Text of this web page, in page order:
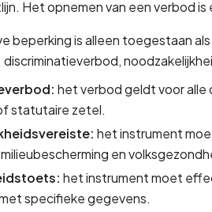
Het opnemen van een verbod is
beperking is alleen toegestaan
discriminatieverbod,
het verbod geldt voor alle
statutaire zetel.
het instrument
en
het instrument moet
specifieke gegevens.